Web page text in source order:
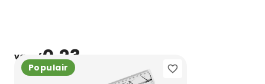
vanaf0,23
Populair